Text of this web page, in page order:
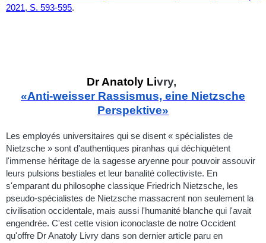
2021, S. 593-595.
Dr Anatoly Livry,
«Anti-weisser Rassismus, eine Nietzsche
Perspektive»
Les employés universitaires qui se disent « spécialistes de
Nietzsche » sont d'authentiques piranhas qui déchiquètent
l'immense héritage de la sagesse aryenne pour pouvoir assouvir
leurs pulsions bestiales et leur banalité collectiviste. En
s'emparant du philosophe classique Friedrich Nietzsche, les
pseudo-spécialistes de Nietzsche massacrent non seulement la
civilisation occidentale, mais aussi l'humanité blanche qui l'avait
engendrée. C'est cette vision iconoclaste de notre Occident
qu'offre Dr Anatoly Livry dans son dernier article paru en